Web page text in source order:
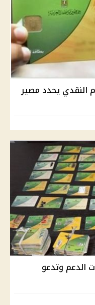
النقدي يحدد مصير
الدعم وتدعو